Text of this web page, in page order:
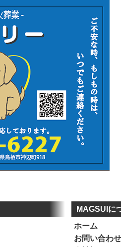
MAGSUIに
ホーム
お問い合わ